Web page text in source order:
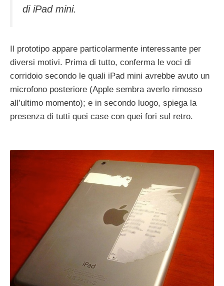
di iPad mini.
Il prototipo appare particolarmente interessante per
diversi motivi. Prima di tutto, conferma le voci di
corridoio secondo le quali iPad mini avrebbe avuto un
microfono posteriore (Apple sembra averlo rimosso
all’ultimo momento); e in secondo luogo, spiega la
presenza di tutti quei case con quei fori sul retro.